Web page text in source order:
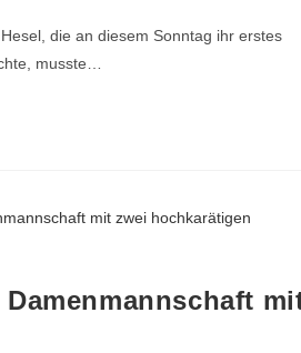
die an diesem Sonntag ihr erstes
musste…